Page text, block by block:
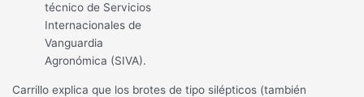
técnico de Servicios
Internacionales de
Vanguardia
Agronómica (SIVA).
Carrillo explica que los brotes de tipo silépticos (también